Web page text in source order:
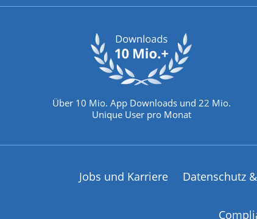
Über 10 Mio. App Downloads und 22 Mio.
Unique User pro Monat
Jobs und Karriere Datenschutz